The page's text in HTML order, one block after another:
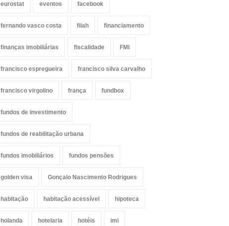
eurostat eventos facebook
fernando vasco costa fiiah financiamento
finanças imobiliárias fiscalidade FMI
francisco espregueira francisco silva carvalho
francisco virgolino frança fundbox
fundos de investimento
fundos de reabilitação urbana
fundos imobiliários fundos pensões
golden visa Gonçalo Nascimento Rodrigues
habitação habitação acessível hipoteca
holanda hotelaria hotéis imi